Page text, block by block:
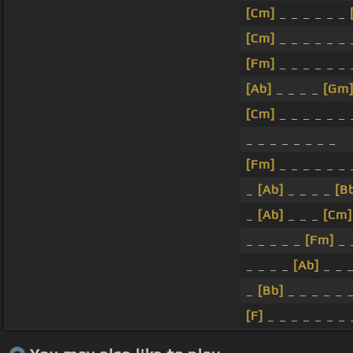
[Cm]
[Cm]
[Fm]
[Ab]
[Gm]
[Cm]
[Fm]
[Ab]
[Ab] [Cm]
[Fm]
[Ab]
[Bb]
[F]